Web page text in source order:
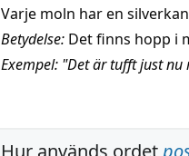
Varje moln har en
Betydelse: Det finns hopp i
Exempel: "Det är tufft just
Hur används ordet